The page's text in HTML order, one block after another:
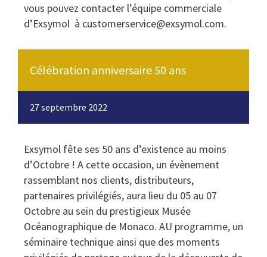
vous pouvez contacter l’équipe commerciale
d’Exsymol à customerservice@exsymol.com.
Célébration anniversaire 50 ans
27 septembre 2022
Exsymol fête ses 50 ans d’existence au moins
d’Octobre ! A cette occasion, un évènement
rassemblant nos clients, distributeurs,
partenaires privilégiés, aura lieu du 05 au 07
Octobre au sein du prestigieux Musée
Océanographique de Monaco. AU programme, un
séminaire technique ainsi que des moments